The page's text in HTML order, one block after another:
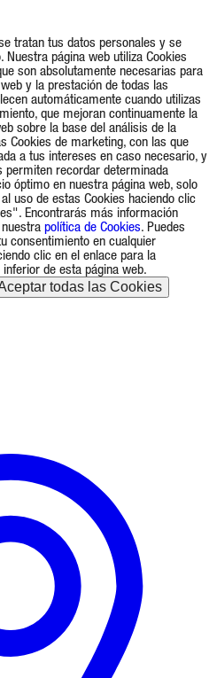
tratan tus datos personales y se
página web utiliza Cookies
son absolutamente necesarias para
y la prestación de todas las
automáticamente cuando utilizas
que mejoran continuamente la
sobre la base del análisis de la
Cookies de marketing, con las que
a tus intereses en caso necesario, y
permiten recordar determinada
óptimo en nuestra página web, solo
uso de estas Cookies haciendo clic
Encontrarás más información
política de Cookies. Puedes
consentimiento en cualquier
clic en el enlace para la
de esta página web.
todas las Cookies